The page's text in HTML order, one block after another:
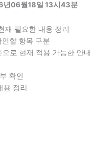
년06월18일 13시43분
재 필요한 내용 정리
할 항목 구분
로 현재 적용 가능한 안내
확인
용 정리